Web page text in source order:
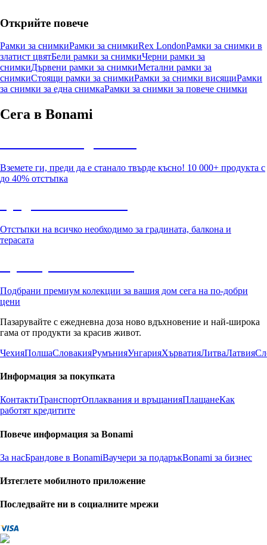
Открийте повече
Рамки за снимкиРамки за снимкиRex LondonРамки за снимки в
златист цвятБели рамки за снимкиЧерни рамки за
снимкиДървени рамки за снимкиМетални рамки за
снимкиСтоящи рамки за снимкиРамки за снимки висящиРамки
за снимки за една снимкаРамки за снимки за повече снимки
Сега в Bonami
Вземете ги, преди да е станало твърде късно! 10 000+ продукта с
до 40% отстъпка
Отстъпки на всичко необходимо за градината, балкона и
терасата
Подбрани премиум колекции за вашия дом сега на по-добри
цени
Пазарувайте с ежедневна доза ново вдъхновение и най-широка
гама от продукти за красив живот.
ЧехияПолшаСловакияРумънияУнгарияХърватияЛитваЛатвия
Информация за покупката
КонтактиТранспортОплаквания и връщанияПлащанеКак
работят кредитите
Повече информация за Bonami
За насБрандове в BonamiВаучери за подаръкBonami за бизнес
Изтеглете мобилното приложение
Последвайте ни в социалните мрежи